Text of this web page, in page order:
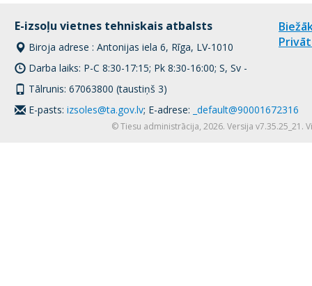
E-izsoļu vietnes tehniskais atbalsts
Biroja adrese : Antonijas iela 6, Rīga, LV-1010
Darba laiks: P-C 8:30-17:15; Pk 8:30-16:00; S, Sv -
Tālrunis: 67063800 (taustiņš 3)
E-pasts: izsoles@ta.gov.lv; E-adrese: _default@90001672316
© Tiesu administrācija, 2026. Versija